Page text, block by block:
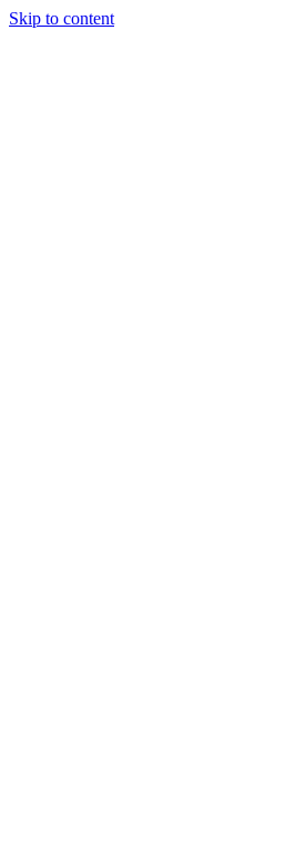
Skip to content